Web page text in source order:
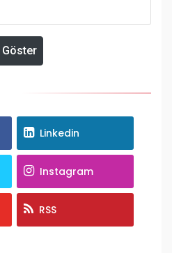
Göster
Linkedin
Instagram
RSS